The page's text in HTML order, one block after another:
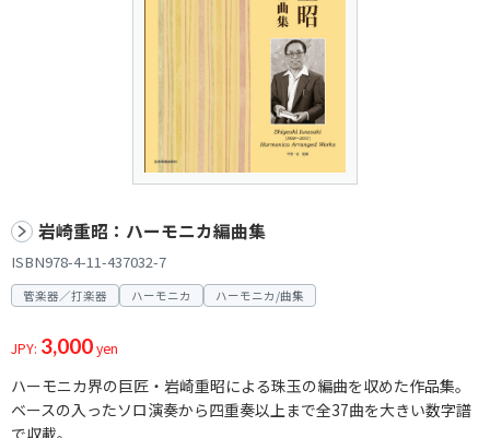
岩崎重昭：ハーモニカ編曲集
ISBN978-4-11-437032-7
管楽器／打楽器 ハーモニカ ハーモニカ/曲集
JPY: 3,000yen
ハーモニカ界の巨匠・岩崎重昭による珠玉の編曲を収めた作品集。
ベースの入ったソロ演奏から四重奏以上まで全37曲を大きい数字譜
で収載。